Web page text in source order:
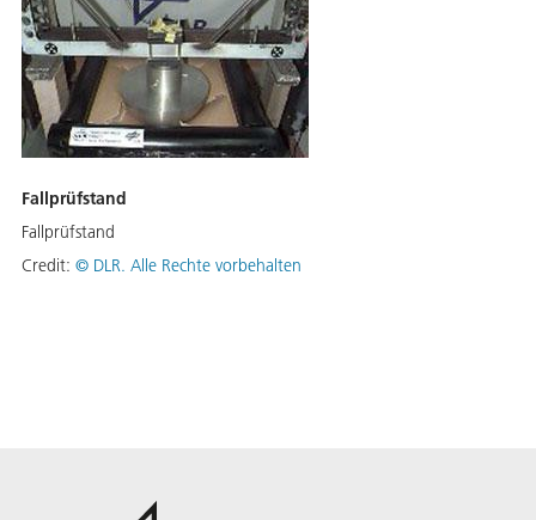
Fallprüfstand
Fallprüfstand
Credit: © DLR. Alle Rechte vorbehalten